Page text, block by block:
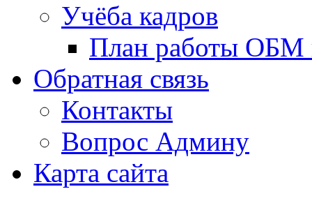
Учёба кадров
План работы ОБМ
Обратная связь
Контакты
Вопрос Админу
Карта сайта